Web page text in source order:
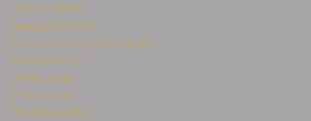
Huller i ørerne
Sælg guld & sølv
Reparation af smykker & ure
Eksklusive ure
Unikke varer
Vielsesringe
Privatlivspolitik